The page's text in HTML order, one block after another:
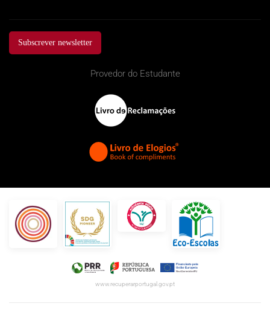
Subscrever newsletter
Provedor do Estudante
www.recuperarportugal.gov.pt